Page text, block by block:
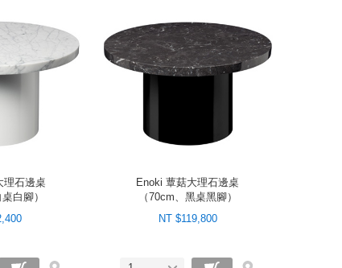
理石邊桌
白腳）
Enoki 蕈菇大理石邊桌
（70cm、黑桌黑腳）
NT $119,800